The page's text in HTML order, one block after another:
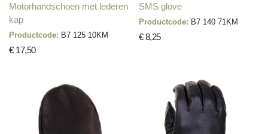
Motorhandschoen met lederen
kap
Productcode: B7 125 10KM
€ 17,50
SMS glove
Productcode: B7 140 71KM
€ 8,25